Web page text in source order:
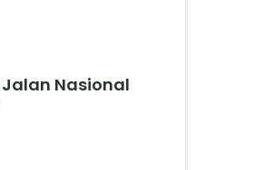
Nasional